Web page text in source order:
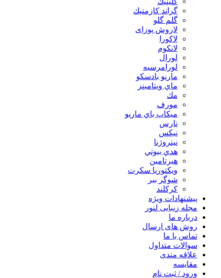
گراند كازمتيك
گلم گلو
لاروش پوزای
لاكورا
لانكوم
لورال
لورامرسيه
ماريو بادسكو
ماي ويتامينز
مك
مورف
ميكاپ باي ماريو
نارس
نيكس
نیتروژنا
هدي بيوتي
هیرتامین
ویکتوریا سکرت
شوگر بير
کرکلند
پیشنهادات ویژه
مجله زیبایی لنور
درباره ما
روش های ارسال
تماس با ما
سوالات متداول
علاقه مندی
مقایسه
ورود / ثبت نام